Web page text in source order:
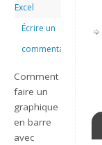
Excel
Écrire un
commentaire
Comment
faire un
graphique
en barre
avec